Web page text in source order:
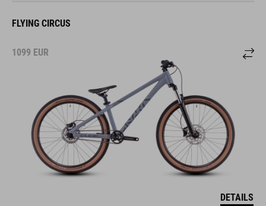
FLYING CIRCUS
1099 EUR
DETAILS